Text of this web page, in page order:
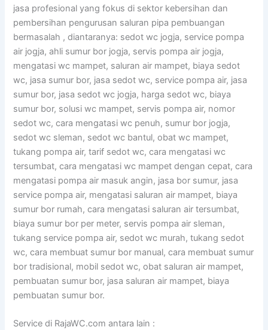
jasa profesional yang fokus di sektor kebersihan dan
pembersihan pengurusan saluran pipa pembuangan
bermasalah , diantaranya: sedot wc jogja, service pompa
air jogja, ahli sumur bor jogja, servis pompa air jogja,
mengatasi wc mampet, saluran air mampet, biaya sedot
wc, jasa sumur bor, jasa sedot wc, service pompa air, jasa
sumur bor, jasa sedot wc jogja, harga sedot wc, biaya
sumur bor, solusi wc mampet, servis pompa air, nomor
sedot wc, cara mengatasi wc penuh, sumur bor jogja,
sedot wc sleman, sedot wc bantul, obat wc mampet,
tukang pompa air, tarif sedot wc, cara mengatasi wc
tersumbat, cara mengatasi wc mampet dengan cepat, cara
mengatasi pompa air masuk angin, jasa bor sumur, jasa
service pompa air, mengatasi saluran air mampet, biaya
sumur bor rumah, cara mengatasi saluran air tersumbat,
biaya sumur bor per meter, servis pompa air sleman,
tukang service pompa air, sedot wc murah, tukang sedot
wc, cara membuat sumur bor manual, cara membuat sumur
bor tradisional, mobil sedot wc, obat saluran air mampet,
pembuatan sumur bor, jasa saluran air mampet, biaya
pembuatan sumur bor.
Service di RajaWC.com antara lain :